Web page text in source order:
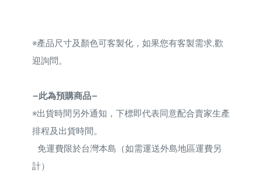
※產品尺寸及顏色可客製化，如果您有客製需求,歡
迎詢問。
—此為預購商品—
※出貨時間另外通知，下標即代表同意配合賣家生產
排程及出貨時間。
免運費限於台灣本島（如需運送外島地區運費另
計）